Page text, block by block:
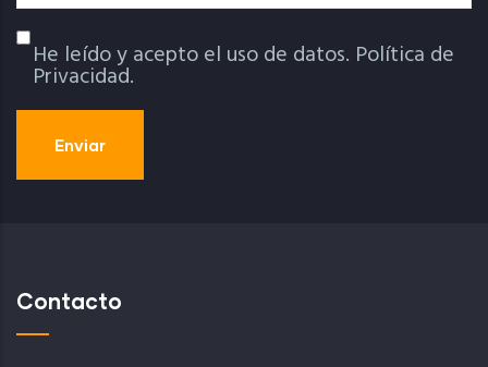
Política De Privacidad
He leído y acepto el uso de datos. Política de
Privacidad.
Contacto